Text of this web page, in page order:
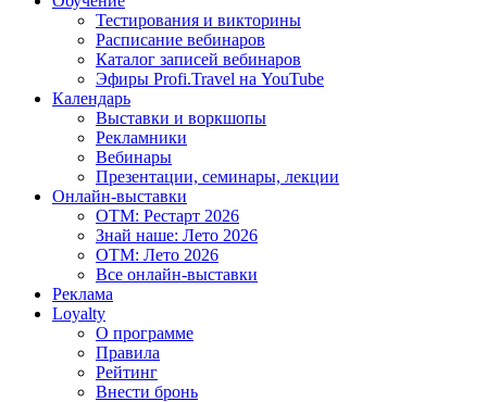
Тестирования и викторины
Расписание вебинаров
Каталог записей вебинаров
Эфиры Profi.Travel на YouTube
Календарь
Выставки и воркшопы
Рекламники
Вебинары
Презентации, семинары, лекции
Онлайн-выставки
OTM: Рестарт 2026
Знай наше: Лето 2026
OTM: Лето 2026
Все онлайн-выставки
Реклама
Loyalty
О программе
Правила
Рейтинг
Внести бронь